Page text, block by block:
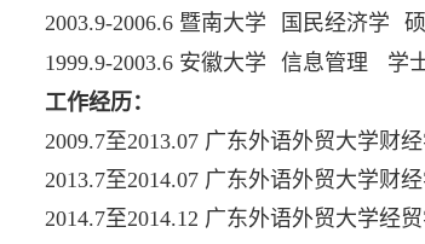
2003.9-2006.6 暨南大学 国民经济学
1999.9-2003.6 安徽大学 信息管理
学
工作经历：
2009.7至2013.07 广东外语外贸大学财
2013.7至2014.07 广东外语外贸大学财
2014.7至2014.12 广东外语外贸大学经